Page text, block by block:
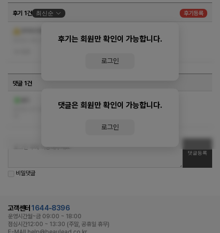
후기 1건 최신순 후기등록
후기는 회원만 확인이 가능합니다.
로그인
2022-06-22 10:58:16 푹쉬다옵니다. ㅎㅎ 지난금요일 더보기
댓글 1건
댓글은 회원만 확인이 가능합니다.
로그인
2022-07-04 09:58:
작성자와 관리자만 볼 수 있는 댓글입니다.
비밀댓글
고객센터 1644-8396
운영시간월~금 09:00 ~ 18:00
점심시간12:00 ~ 13:30 (주말, 공휴일 휴무)